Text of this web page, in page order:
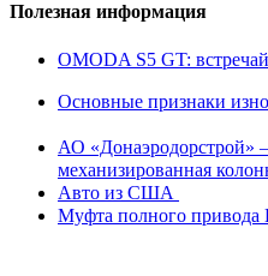
Полезная информация
OMODA S5 GT:
Основные признаки
АО «Донаэродорстрой»
механизированная
Авто из США
Муфта полного привода